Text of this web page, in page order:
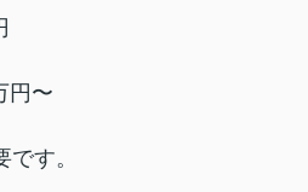
円〜
です。